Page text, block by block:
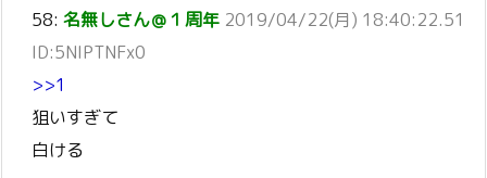
58: 名無しさん＠１周年 2019/04/22(月) 18:40:22.51
ID:5NIPTNFx0
>>1
狙いすぎて
白ける